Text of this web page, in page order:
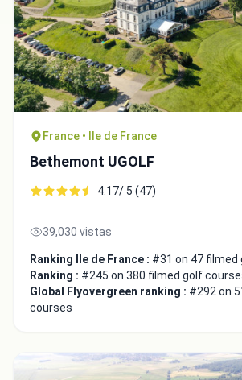
France • Ile de France
Bethemont UGOLF
4.17/ 5 (47)
39,030 vistas
Ranking Ile de France : #31 on 47
Ranking : #245 on 380 filmed golf
Global Flyovergreen ranking : #292 on
courses
Integrate video
Video choice: